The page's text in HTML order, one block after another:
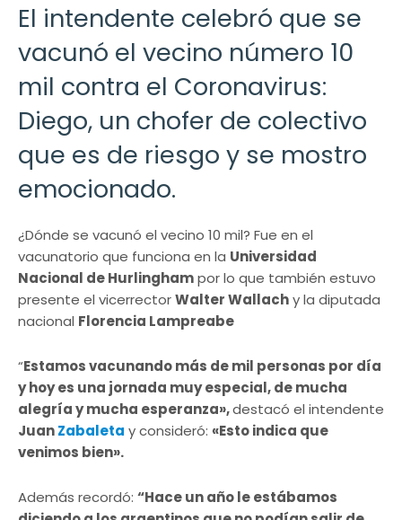
El intendente celebró que se
vacunó el vecino número 10
mil contra el Coronavirus:
Diego, un chofer de colectivo
que es de riesgo y se mostro
emocionado.
¿Dónde se vacunó el vecino 10 mil? Fue en el
vacunatorio que funciona en la Universidad
Nacional de Hurlinghampor lo que también estuvo
presente el vicerrectorWalter Wallachy la diputada
nacional Florencia Lampreabe
“Estamos vacunando más de mil personas por día
y hoy es una jornada muy especial, de mucha
alegría y mucha esperanza»,destacó el intendente
JuanZabaleta y consideró: «Esto indica que
venimos bien».
Además recordó: “Hace un año le estábamos